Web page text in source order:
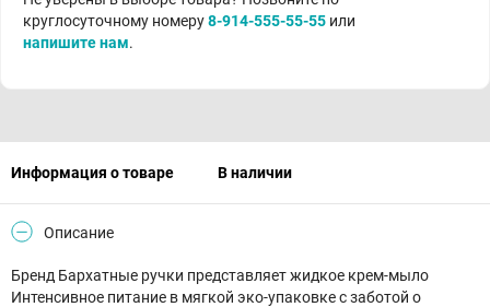
круглосуточному номеру8-914-555-55-55 или
напишите нам.
Информация о товаре В наличии
Описание
Бренд Бархатные ручки представляет жидкое крем-мыло
Интенсивное питание в мягкой эко-упаковке с заботой о